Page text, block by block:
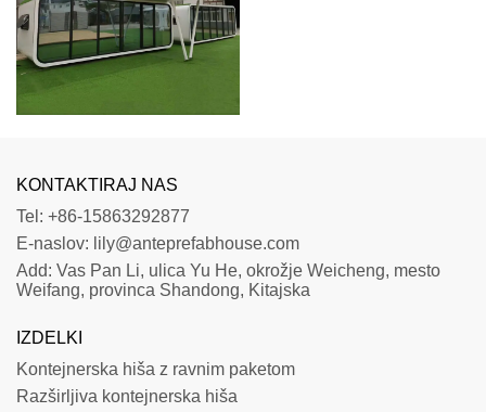
KONTAKTIRAJ NAS
Tel: +86-15863292877
E-naslov: lily@anteprefabhouse.com
Add: Vas Pan Li, ulica Yu He, okrožje Weicheng, mesto
Weifang, provinca Shandong, Kitajska
IZDELKI
Kontejnerska hiša z ravnim paketom
Razširljiva kontejnerska hiša